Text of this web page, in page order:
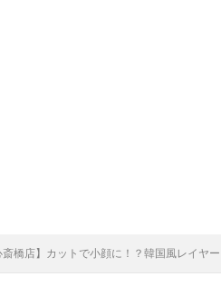
斎橋店】カットで小顔に！？韓国風レイヤ